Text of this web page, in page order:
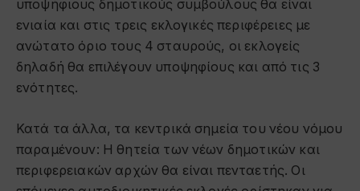
υποψήφιους δημοτικούς συμβούλους θα είναι
ενιαία και στις τρεις εκλογικές περιφέρειες με
ανώτατο όριο τους 4 σταυρούς, οι εκλογείς
δηλαδή θα επιλέγουν υποψηφίους και από τις 3
ενότητες.
Κατά τα άλλα, τα κεντρικά σημεία του νέου νόμου
παραμένουν: Η θητεία των νέων δημοτικών και
περιφερειακών αρχών θα είναι πενταετής. Οι